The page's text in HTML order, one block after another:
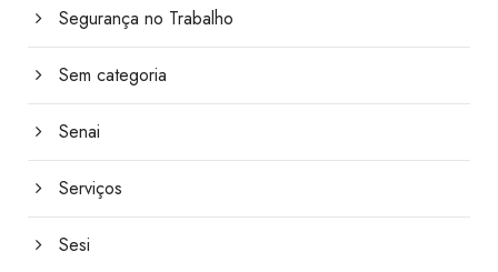
Segurança no Trabalho
Sem categoria
Senai
Serviços
Sesi